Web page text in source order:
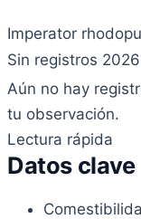
Imperator
Sin registros 2026
Aún no hay
tu observación.
Lectura rápida
Datos clave